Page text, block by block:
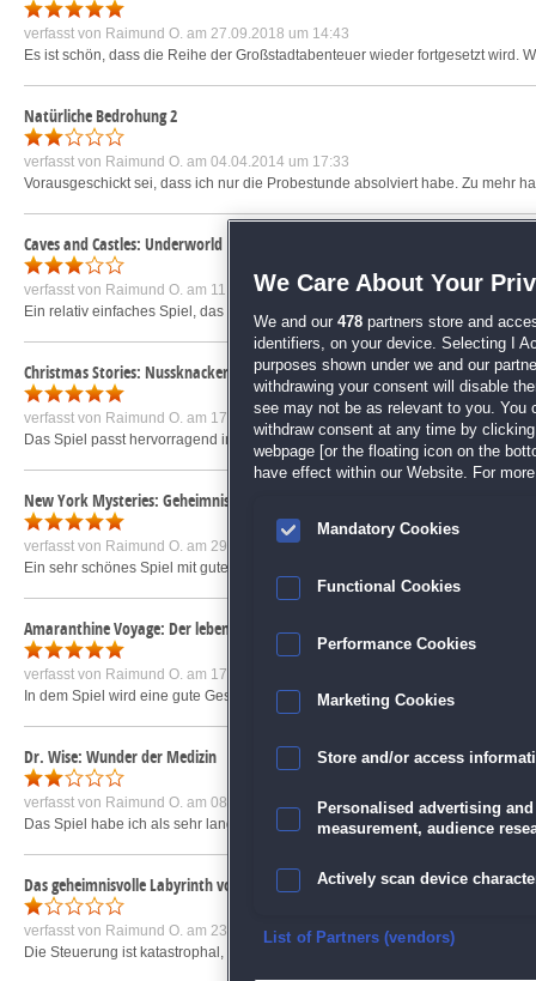
verfasst von Raimund O. am 27.09.2018 um 14:43
Es ist schön, dass die Reihe der Großstadtabenteuer wieder fortgesetzt wird.
Natürliche Bedrohung 2
verfasst von Raimund O. am 04.04.2014 um 17:33
Vorausgeschickt sei, dass ich nur die Probestunde absolviert habe. Zu mehr
Caves and Castles: Underworld
verfasst von Raimund O. am 11.06.2018 um 22:42
Ein relativ einfaches Spiel, das leider viel zu schnell fertig gespielt ist.
mehr »
Christmas Stories: Nussknacker Sammleredition
verfasst von Raimund O. am 17.11.2019 um 22:23
Das Spiel passt hervorragend in die (Vor-)Weihnachtszeit. Es ist schade,
New York Mysteries: Geheimnisse der Mafia Sammleredition
verfasst von Raimund O. am 29.10.2017 um 16:31
Ein sehr schönes Spiel mit guter Grafik und einer tollen Geschichte. Der
Amaranthine Voyage: Der lebende Berg Sammleredition
verfasst von Raimund O. am 17.10.2018 um 20:04
In dem Spiel wird eine gute Geschichte erzählt. Es hat eine gute Länge,
Dr. Wise: Wunder der Medizin
verfasst von Raimund O. am 08.08.2014 um 12:46
Das Spiel habe ich als sehr langweilig empfunden. Es besteht im
Das geheimnisvolle Labyrinth von Schloss Balthasar
verfasst von Raimund O. am 23.07.2015 um 18:46
Die Steuerung ist katastrophal, entweder reagieren die Figuren nicht auf
We Care About Your
We and our 478 partners store and
identifiers, on your device. Selecting I
purposes shown under we and our
withdrawing your consent will disable
see may not be as relevant to you. You
withdraw consent at any time by
webpage [or the floating icon on the
have effect within our Website. For
Mandatory Cookies
Functional Cookies
Performance Cookies
Marketing Cookies
Store and/or access
Personalised advertising
measurement, audience
Actively scan device
Ensure security, prevent
List of Partners (vendors)